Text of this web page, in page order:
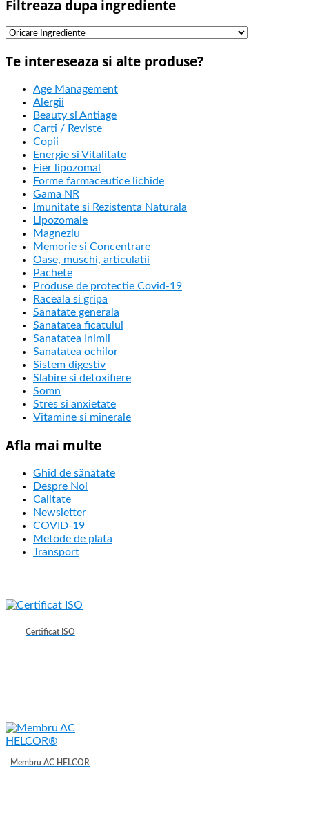
Filtreaza dupa ingrediente
Te intereseaza si alte produse?
Age Management
Alergii
Beauty si Antiage
Carti / Reviste
Copii
Energie si Vitalitate
Fier lipozomal
Forme farmaceutice lichide
Gama NR
Imunitate si Rezistenta Naturala
Lipozomale
Magneziu
Memorie si Concentrare
Oase, muschi, articulatii
Pachete
Produse de protectie Covid-19
Raceala si gripa
Sanatate generala
Sanatatea ficatului
Sanatatea Inimii
Sanatatea ochilor
Sistem digestiv
Slabire si detoxifiere
Somn
Stres si anxietate
Vitamine si minerale
Afla mai multe
Ghid de sănătate
Despre Noi
Calitate
Newsletter
COVID-19
Metode de plata
Transport
Certificat ISO
Membru AC HELCOR